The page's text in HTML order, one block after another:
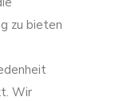
zu bieten
Wir